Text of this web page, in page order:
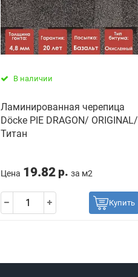
В наличии
Ламинированная черепица
Döcke PIE DRAGON/ ORIGINAL/
Титан
Цена 19.82 р. за м2
Купить